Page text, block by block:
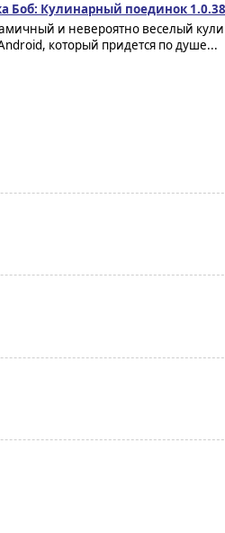
Боб: Кулинарный поединок 1.0.38
и невероятно веселый
который придется по душе...